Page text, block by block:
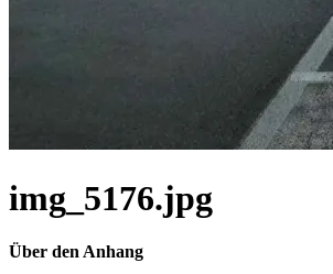
img_5176.jpg
Über den Anhang